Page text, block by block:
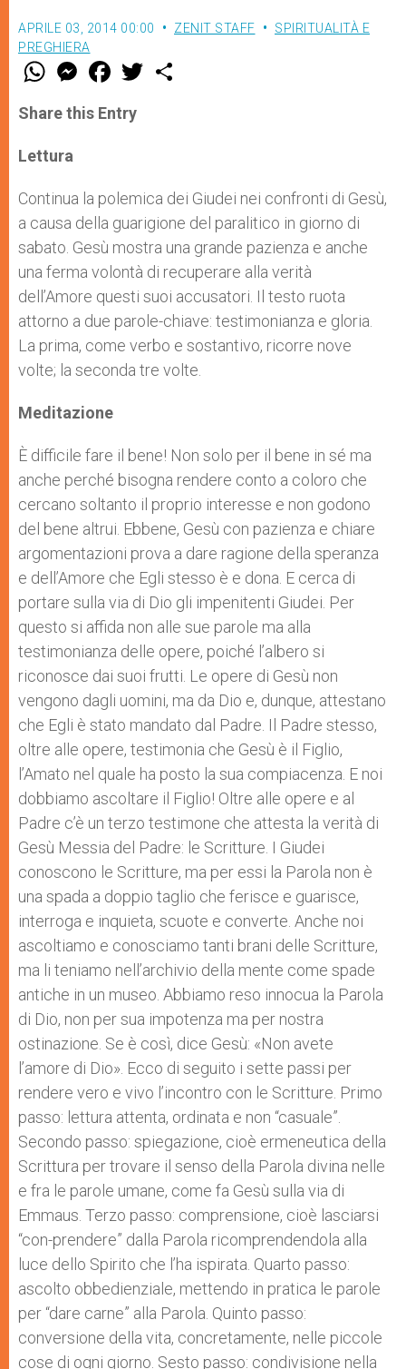
APRILE 03, 2014 00:00 ZENIT STAFF
SPIRITUALITÀ E
PREGHIERA
W
t
s
p
p
M
e
s
e
F
a
e
b
w
Share this Entry
Lettura
Continua la polemica dei Giudei nei confronti di Gesù,
a causa della guarigione del paralitico in giorno di
sabato. Gesù mostra una grande pazienza e anche
una ferma volontà di recuperare alla verità
dell’Amore questi suoi accusatori. Il testo ruota
attorno a due parole-chiave: testimonianza e gloria.
La prima, come verbo e sostantivo, ricorre nove
volte; la seconda tre volte.
Meditazione
È difficile fare il bene! Non solo per il bene in sé ma
anche perché bisogna rendere conto a coloro che
cercano soltanto il proprio interesse e non godono
del bene altrui. Ebbene, Gesù con pazienza e chiare
argomentazioni prova a dare ragione della speranza
e dell’Amore che Egli stesso è e dona. E cerca di
portare sulla via di Dio gli impenitenti Giudei. Per
questo si affida non alle sue parole ma alla
testimonianza delle opere, poiché l’albero si
riconosce dai suoi frutti. Le opere di Gesù non
vengono dagli uomini, ma da Dio e, dunque, attestano
che Egli è stato mandato dal Padre. Il Padre stesso,
oltre alle opere, testimonia che Gesù è il Figlio,
l’Amato nel quale ha posto la sua compiacenza. E noi
dobbiamo ascoltare il Figlio! Oltre alle opere e al
Padre c’è un terzo testimone che attesta la verità di
Gesù Messia del Padre: le Scritture. I Giudei
conoscono le Scritture, ma per essi la Parola non è
una spada a doppio taglio che ferisce e guarisce,
interroga e inquieta, scuote e converte. Anche noi
ascoltiamo e conosciamo tanti brani delle Scritture,
ma li teniamo nell’archivio della mente come spade
antiche in un museo. Abbiamo reso innocua la Parola
di Dio, non per sua impotenza ma per nostra
ostinazione. Se è così, dice Gesù: «Non avete
l’amore di Dio». Ecco di seguito i sette passi per
rendere vero e vivo l’incontro con le Scritture. Primo
passo: lettura attenta, ordinata e non “casuale”.
Secondo passo: spiegazione, cioè ermeneutica della
Scrittura per trovare il senso della Parola divina nelle
e fra le parole umane, come fa Gesù sulla via di
Emmaus. Terzo passo: comprensione, cioè lasciarsi
“con-prendere” dalla Parola ricomprendendola alla
luce dello Spirito che l’ha ispirata. Quarto passo:
ascolto obbedienziale, mettendo in pratica le parole
per “dare carne” alla Parola. Quinto passo:
conversione della vita, concretamente, nelle piccole
cose di ogni giorno. Sesto passo: condivisione nella